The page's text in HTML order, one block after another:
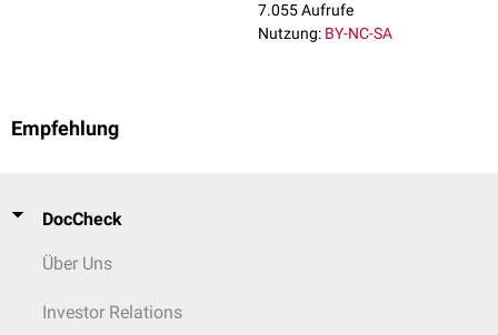
7.055 Aufrufe
Nutzung: BY-NC-SA
Empfehlung
DocCheck
Über Uns
Investor Relations